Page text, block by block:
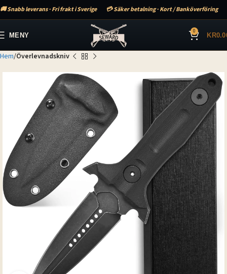
🚚 Snabb leverans · Fri frakt i Sverige 💳 Säker betalning · Kort / Banköverföring
MENY 0 KR
Hem Överlevnadskniv